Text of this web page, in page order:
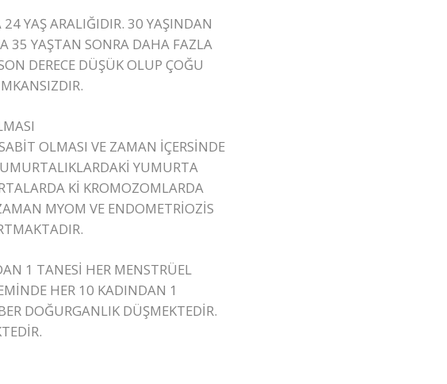
YAŞ ARALIĞIDIR. 30 YAŞINDAN
35 YAŞTAN SONRA DAHA FAZLA
DERECE DÜŞÜK OLUP ÇOĞU
OLMASI VE ZAMAN İÇERSİNDE
YUMURTA
Kİ KROMOZOMLARDA
MYOM VE ENDOMETRİOZİS
1 TANESİ HER MENSTRÜEL
HER 10 KADINDAN 1
DOĞURGANLIK DÜŞMEKTEDİR.